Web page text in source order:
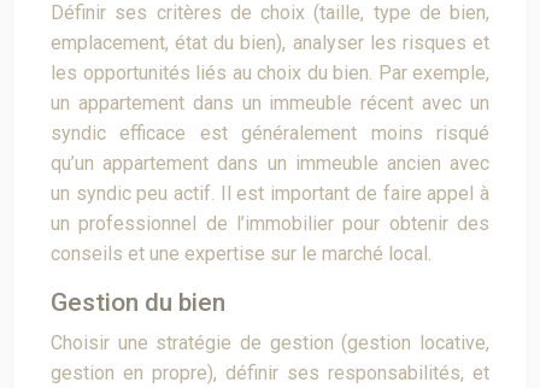
Définir ses critères de choix (taille, type de bien,
emplacement, état du bien), analyser les risques et
les opportunités liés au choix du bien. Par exemple,
un appartement dans un immeuble récent avec un
syndic efficace est généralement moins risqué
qu’un appartement dans un immeuble ancien avec
un syndic peu actif. Il est important de faire appel à
un professionnel de l’immobilier pour obtenir des
conseils et une expertise sur le marché local.
Gestion du bien
Choisir une stratégie de gestion (gestion locative,
gestion en propre), définir ses responsabilités, et